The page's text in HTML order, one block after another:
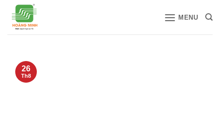
qua
MENU
26
Th8